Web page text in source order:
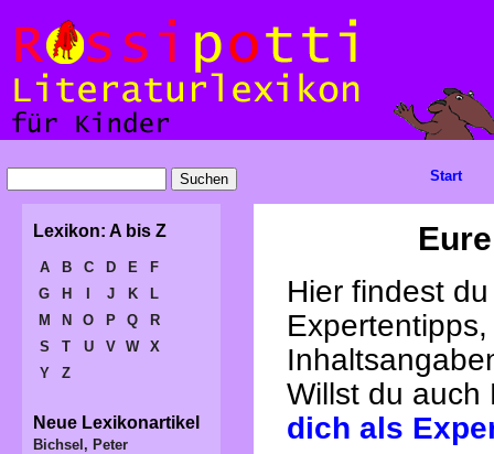
Hier findest
Willst du
dich als
Start
Lexikon: A bis Z
A B C D E
F
G
H J K
L
M
N O P Q
R
S
T U V W
X
Y
Z
Neue Lexikonartikel
Bichsel, Peter